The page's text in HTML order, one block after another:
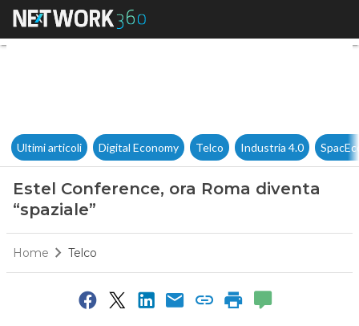
Estel Conference, ora Roma
Ultimi articoli Digital Economy Telco Industria 4.0
Estel Conference, ora Roma diventa
“spaziale”
Home Telco